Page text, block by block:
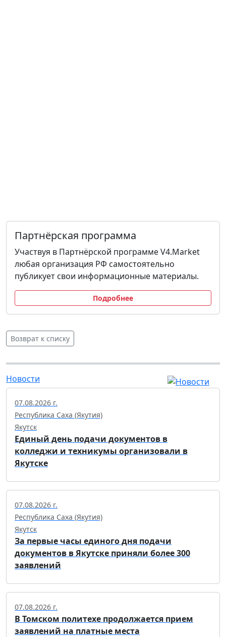
Партнёрская программа
Участвуя в Партнёрской программе V4.Market
любая организация РФ самостоятельно
публикует свои информационные материалы.
Подробнее
Возврат к списку
Новости
07.08.2026 г.
Республика Саха (Якутия)
Якутск
Единый день подачи документов в
колледжи и техникумы организовали в
Якутске
07.08.2026 г.
Республика Саха (Якутия)
Якутск
За первые часы единого дня подачи
документов в Якутске приняли более 300
заявлений
07.08.2026 г.
В Томском политехе продолжается прием
заявлений на платные места